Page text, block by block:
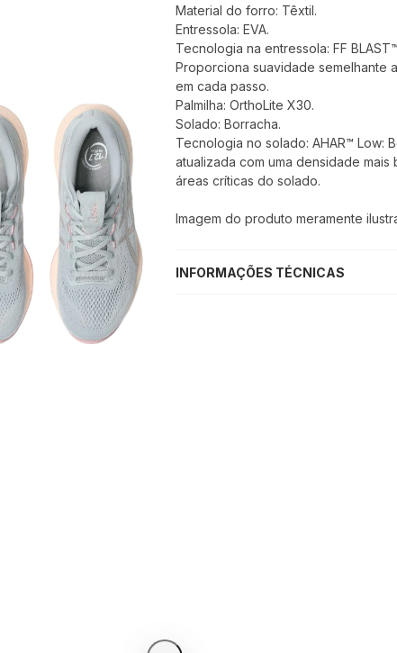
Material do forro: Têxtil.
Entressola: EVA.
Tecnologia na entressola: FF
Proporciona suavidade semelhante
em cada passo.
Palmilha: OrthoLite X30.
Solado: Borracha.
Tecnologia no solado: AHAR™ Low:
atualizada com uma densidade
áreas críticas do solado.
Imagem do produto meramente
INFORMAÇÕES TÉCNICAS